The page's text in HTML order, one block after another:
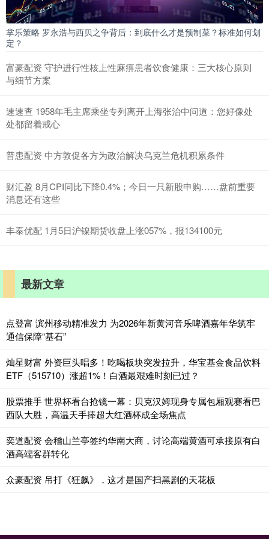
掌乐策略 罗永浩与西贝之争背后：到底什么才是预制菜？标准如何划
定？
富豪配资 守护进行性核上性麻痹患者饮食健康：三大核心原则
与细节方案
速速查 1958年毛主席乘坐专列离开上海张治中问道：您好像处
处都留着戒心
普患配资 中方敦促各方为政治解决乌克兰危机积累条件
财汇盈 8月CPI同比下降0.4%；今日一只新股申购……盘前重要
消息还有这些
丰泰优配 1月5日沪镍期货收盘上涨057%，报134100元
最新文章
点登富 滨州移动精准发力 为2026年新黄河音乐啤酒嘉年华筑牢
通信保障“基石”
灿星财富 外资巨头唱多！吃喝板块突发拉升，华宝基金食品饮料
ETF（515710）涨超1%！白酒最艰难时刻已过？
股票推手 世界杯看台抢镜一幕：贝克汉姆现身专属包厢观赛看巴
西队大胜，高温天手捧超大红酒杯成全场焦点
奕道配资 会稽山兰亭签约华南大商，讨论高端黄酒可承接原有白
酒高端客群转化
众豪配资 吊打《狂飙》，这才是国产扫黑剧的天花板